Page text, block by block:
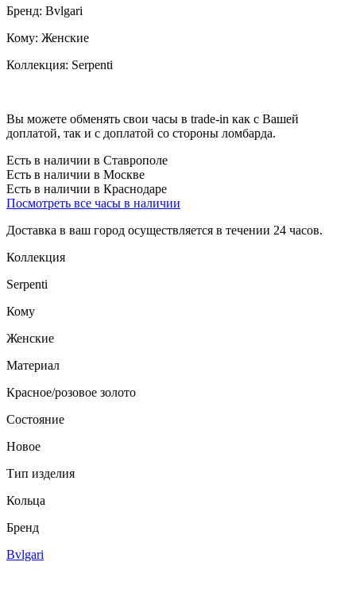
Бренд: Bvlgari
Кому: Женские
Коллекция: Serpenti
Вы можете обменять свои часы в trade-in как с Вашей
доплатой, так и с доплатой со стороны ломбарда.
Есть в наличии в Ставрополе
Есть в наличии в Москве
Есть в наличии в Краснодаре
Посмотреть все часы в наличии
Доставка в ваш город осуществляется в течении 24 часов.
Коллекция
Serpenti
Кому
Женские
Материал
Красное/розовое золото
Состояние
Новое
Тип изделия
Кольца
Бренд
Bvlgari